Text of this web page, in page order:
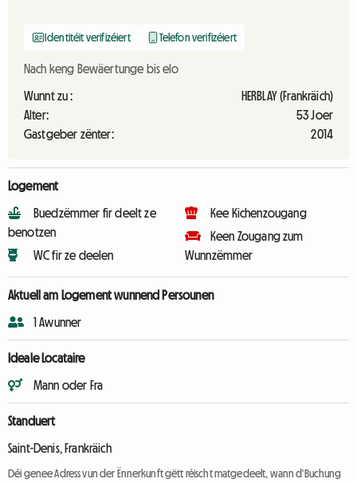
Identitéit verifizéiert Telefon verifizéiert
Nach keng Bewäertunge bis elo
Wunnt zu :
HERBLAY (Frankräich)
Alter:
53 Joer
Gastgeber zënter:
2014
Logement
Buedzëmmer fir deelt ze
benotzen
WC fir ze deelen
Kee Kichenzougang
Keen Zougang zum
Wunnzëmmer
Aktuell am Logement wunnend Persounen
1 Awunner
Ideale Locataire
Mann oder Fra
Standuert
Saint-Denis, Frankräich
Déi genee Adress vun der Ënnerkunft gëtt réischt matgedeelt, wann d'Buchung